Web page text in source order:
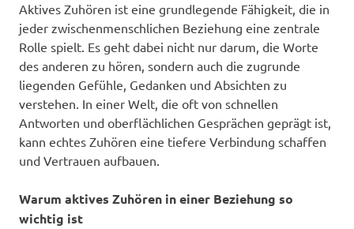
Aktives Zuhören ist eine grundlegende Fähigkeit, die in
jeder zwischenmenschlichen Beziehung eine zentrale
Rolle spielt. Es geht dabei nicht nur darum, die Worte
des anderen zu hören, sondern auch die zugrunde
liegenden Gefühle, Gedanken und Absichten zu
verstehen. In einer Welt, die oft von schnellen
Antworten und oberflächlichen Gesprächen geprägt ist,
kann echtes Zuhören eine tiefere Verbindung schaffen
und Vertrauen aufbauen.
Warum aktives Zuhören in einer Beziehung so
wichtig ist